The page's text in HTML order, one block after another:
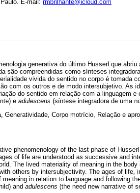
E-mail: rmbrilhante@icloud.com
generativa do último Husserl que
são compreendidas como sínteses
vivida do sentido no corpo é tomada
com os outros e de modo intersubjetivo. As
do sentido em relação com a linguagem
e adulescens (síntese integradora de uma
Generatividade, Corpo motrício, Relação e
phenomenology of the last phase of
of life are understood as successive and
The lived materiality of meaning in the
others by intersubjectivity. The ages of life,
in relation to language and following
and adulescens (the need new narrative of